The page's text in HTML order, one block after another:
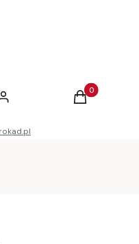
Zaloguj się Produkty w
Koszyk